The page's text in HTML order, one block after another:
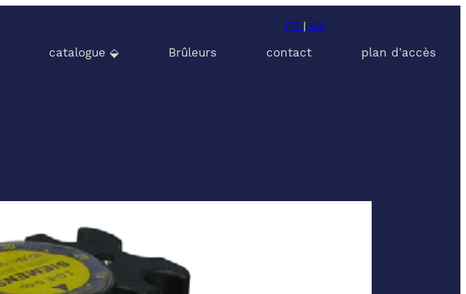
FR | GB
catalogue ⬙ Brûleurs contact plan d'accès